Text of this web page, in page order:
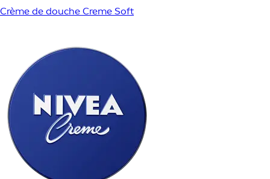
Crème de douche Creme Soft